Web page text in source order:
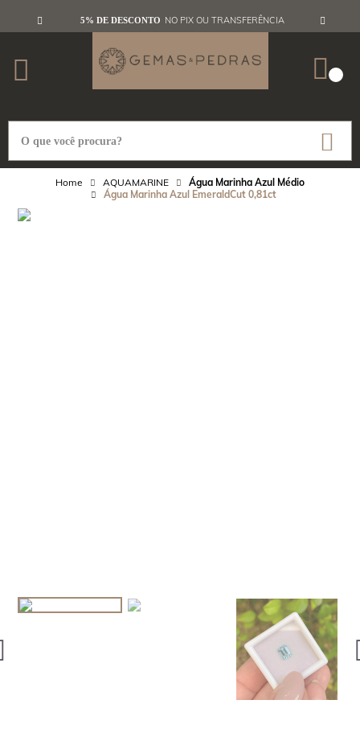
5% DE DESCONTO NO PIX OU TRANSFERÊNCIA
AQUAMARINE
Água Marinha Azul Médio
Água Marinha Azul EmeraldCut 0,81ct